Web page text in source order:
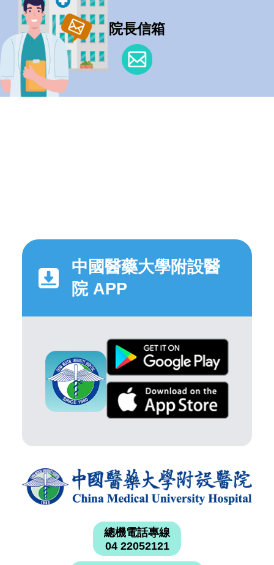
院長信箱
中國醫藥大學附設醫
院 APP
總機電話專線
04 22052121